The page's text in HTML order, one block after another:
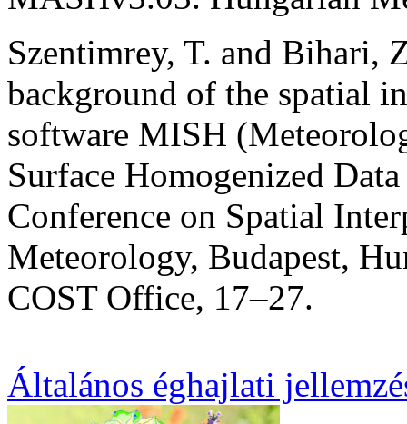
Szentimrey, T. and Bihari,
background of the spatial
software MISH
Surface Homogenized
Conference on Spatial
Meteorology, Budapest,
COST Office, 17–27.
Általános éghajlati